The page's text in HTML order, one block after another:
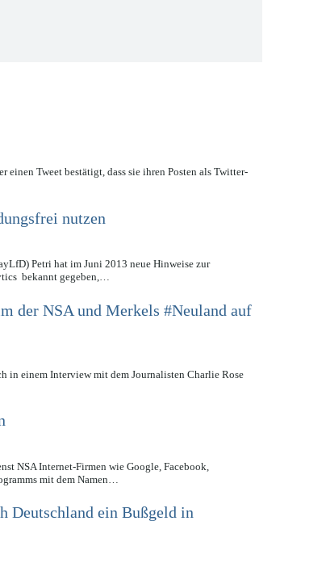
Tweet bestätigt, dass sie ihren Posten als Twitter-
nutzen
Petri hat im Juni 2013 neue Hinweise zur
bekannt gegeben,…
der NSA und Merkels #Neuland auf
in einem Interview mit dem Journalisten Charlie Rose
NSA Internet-Firmen wie Google, Facebook,
mit dem Namen…
Deutschland ein Bußgeld in